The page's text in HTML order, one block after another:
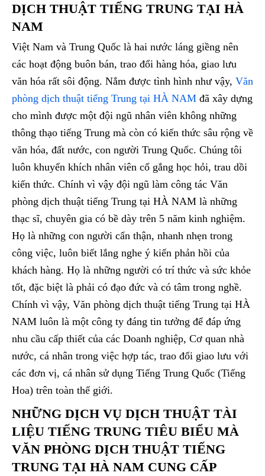
DỊCH THUẬT TIẾNG TRUNG TẠI HÀ
NAM
Việt Nam và Trung Quốc là hai nước láng giềng nên
các hoạt động buôn bán, trao đổi hàng hóa, giao lưu
văn hóa rất sôi động. Nắm được tình hình như vậy, Văn
phòng dịch thuật tiếng Trung tại HÀ NAM đã xây dựng
cho mình được một đội ngũ nhân viên không những
thông thạo tiếng Trung mà còn có kiến thức sâu rộng về
văn hóa, đất nước, con người Trung Quốc. Chúng tôi
luôn khuyến khích nhân viên cố gắng học hỏi, trau dồi
kiến thức. Chính vì vậy đội ngũ làm công tác Văn
phòng dịch thuật tiếng Trung tại HÀ NAM là những
thạc sĩ, chuyên gia có bề dày trên 5 năm kinh nghiệm.
Họ là những con người cẩn thận, nhanh nhẹn trong
công việc, luôn biết lắng nghe ý kiến phản hồi của
khách hàng. Họ là những người có trí thức và sức khỏe
tốt, đặc biệt là phải có đạo đức và có tâm trong nghề.
Chính vì vậy, Văn phòng dịch thuật tiếng Trung tại HÀ
NAM luôn là một công ty đáng tin tưởng để đáp ứng
nhu cầu cấp thiết của các Doanh nghiệp, Cơ quan nhà
nước, cá nhân trong việc hợp tác, trao đổi giao lưu với
các đơn vị, cá nhân sử dụng Tiếng Trung Quốc (Tiếng
Hoa) trên toàn thế giới.
NHỮNG DỊCH VỤ DỊCH THUẬT TÀI
LIỆU TIẾNG TRUNG TIÊU BIỂU MÀ
VĂN PHÒNG DỊCH THUẬT TIẾNG
TRUNG TẠI HÀ NAM CUNG CẤP